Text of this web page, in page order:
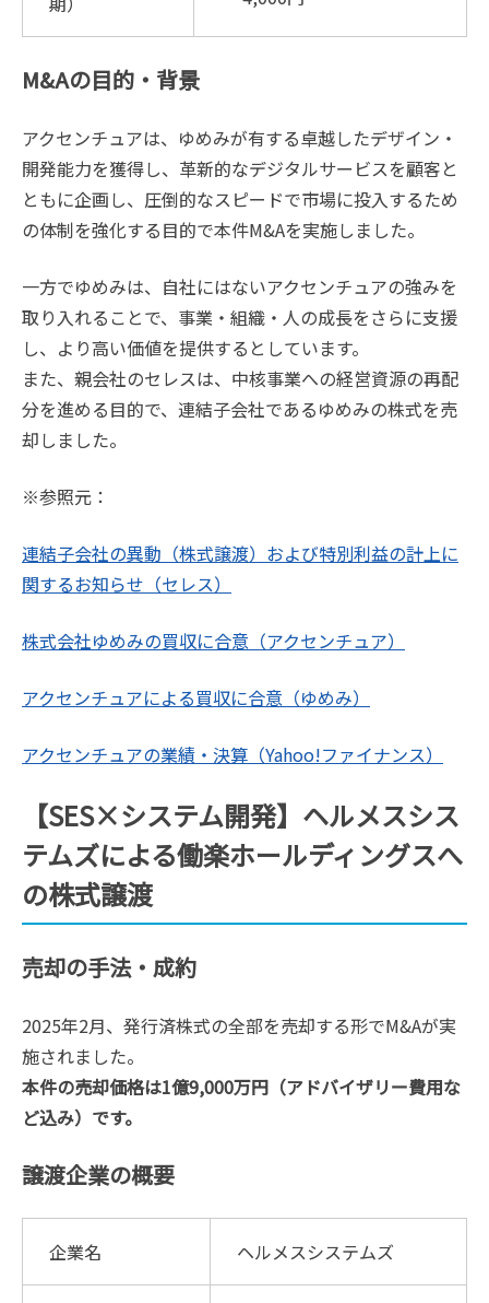
M&Aの目的・背景
アクセンチュアは、ゆめみが有する卓越したデザイン・
開発能力を獲得し、革新的なデジタルサービスを顧客と
ともに企画し、圧倒的なスピードで市場に投入するため
の体制を強化する目的で本件M&Aを実施しました。
一方でゆめみは、自社にはないアクセンチュアの強みを
取り入れることで、事業・組織・人の成長をさらに支援
し、より高い価値を提供するとしています。
また、親会社のセレスは、中核事業への経営資源の再配
分を進める目的で、連結子会社であるゆめみの株式を売
却しました。
※参照元：
連結子会社の異動（株式譲渡）および特別利益の計上に
関するお知らせ（セレス）
株式会社ゆめみの買収に合意（アクセンチュア）
アクセンチュアによる買収に合意（ゆめみ）
アクセンチュアの業績・決算（Yahoo!ファイナンス）
【SES×システム開発】ヘルメスシス
テムズによる働楽ホールディングスへ
の株式譲渡
売却の手法・成約
2025年2月、発行済株式の全部を売却する形でM&Aが実
施されました。
本件の売却価格は1億9,000万円（アドバイザリー費用な
ど込み）です。
譲渡企業の概要
企業名 ヘルメスシステムズ